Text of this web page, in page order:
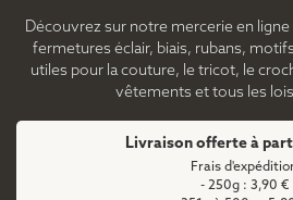
Découvrez sur notre mercerie en
fermetures éclair, biais, rubans,
utiles pour la couture, le tricot, le
vêtements et tous les
Livraison offerte à
Frais
- 250g : 3,90 €